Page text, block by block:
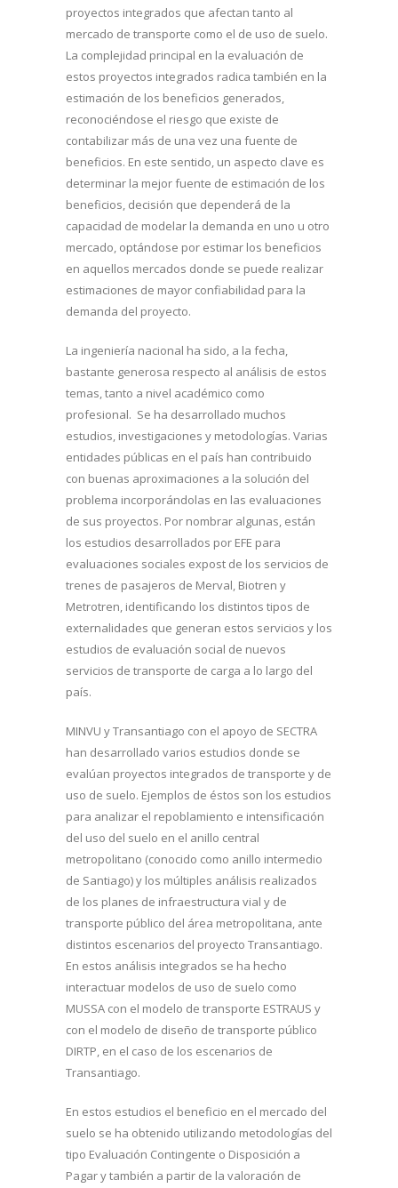
proyectos integrados que afectan tanto al
mercado de transporte como el de uso de suelo.
La complejidad principal en la evaluación de
estos proyectos integrados radica también en la
estimación de los beneficios generados,
reconociéndose el riesgo que existe de
contabilizar más de una vez una fuente de
beneficios. En este sentido, un aspecto clave es
determinar la mejor fuente de estimación de los
beneficios, decisión que dependerá de la
capacidad de modelar la demanda en uno u otro
mercado, optándose por estimar los beneficios
en aquellos mercados donde se puede realizar
estimaciones de mayor confiabilidad para la
demanda del proyecto.
La ingeniería nacional ha sido, a la fecha,
bastante generosa respecto al análisis de estos
temas, tanto a nivel académico como
profesional. Se ha desarrollado muchos
estudios, investigaciones y metodologías. Varias
entidades públicas en el país han contribuido
con buenas aproximaciones a la solución del
problema incorporándolas en las evaluaciones
de sus proyectos. Por nombrar algunas, están
los estudios desarrollados por EFE para
evaluaciones sociales expost de los servicios de
trenes de pasajeros de Merval, Biotren y
Metrotren, identificando los distintos tipos de
externalidades que generan estos servicios y los
estudios de evaluación social de nuevos
servicios de transporte de carga a lo largo del
país.
MINVU y Transantiago con el apoyo de SECTRA
han desarrollado varios estudios donde se
evalúan proyectos integrados de transporte y de
uso de suelo. Ejemplos de éstos son los estudios
para analizar el repoblamiento e intensificación
del uso del suelo en el anillo central
metropolitano (conocido como anillo intermedio
de Santiago) y los múltiples análisis realizados
de los planes de infraestructura vial y de
transporte público del área metropolitana, ante
distintos escenarios del proyecto Transantiago.
En estos análisis integrados se ha hecho
interactuar modelos de uso de suelo como
MUSSA con el modelo de transporte ESTRAUS y
con el modelo de diseño de transporte público
DIRTP, en el caso de los escenarios de
Transantiago.
En estos estudios el beneficio en el mercado del
suelo se ha obtenido utilizando metodologías del
tipo Evaluación Contingente o Disposición a
Pagar y también a partir de la valoración de